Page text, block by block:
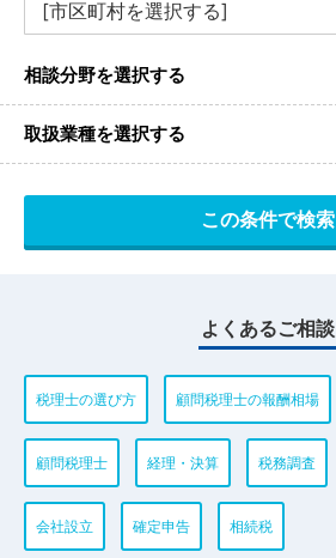
相談分野を選択する
取扱業種を選択する
よくあるご相談
税理士の選び方 顧問税理士の報酬相場
顧問税理士 経理・決算 税務調査
会社設立 確定申告 相続税